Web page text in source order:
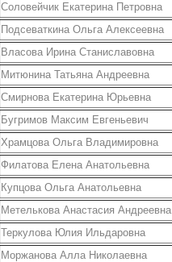
Соловейчик Екатерина Петровна
Подсеваткина Ольга Алексеевна
Власова Ирина Станиславовна
Митюнина Татьяна Андреевна
Смирнова Екатерина Юрьевна
Бугримов Максим Евгеньевич
Храмцова Ольга Владимировна
Филатова Елена Анатольевна
Купцова Ольга Анатольевна
Метелькова Анастасия Андреевна
Теркулова Юлия Ильдаровна
Моржанова Алла Николаевна